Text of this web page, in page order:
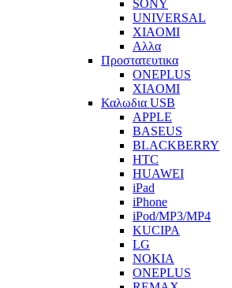
SONY
UNIVERSAL
XIAOMI
Αλλα
Προστατευτικα
ONEPLUS
XIAOMI
Καλωδια USB
APPLE
BASEUS
BLACKBERRY
HTC
HUAWEI
iPad
iPhone
iPod/MP3/MP4
KUCIPA
LG
NOKIA
ONEPLUS